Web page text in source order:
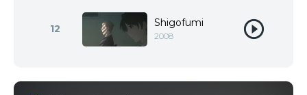
12 Shigofumi
2008